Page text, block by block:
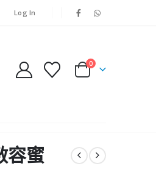
Log In
0
容蜜